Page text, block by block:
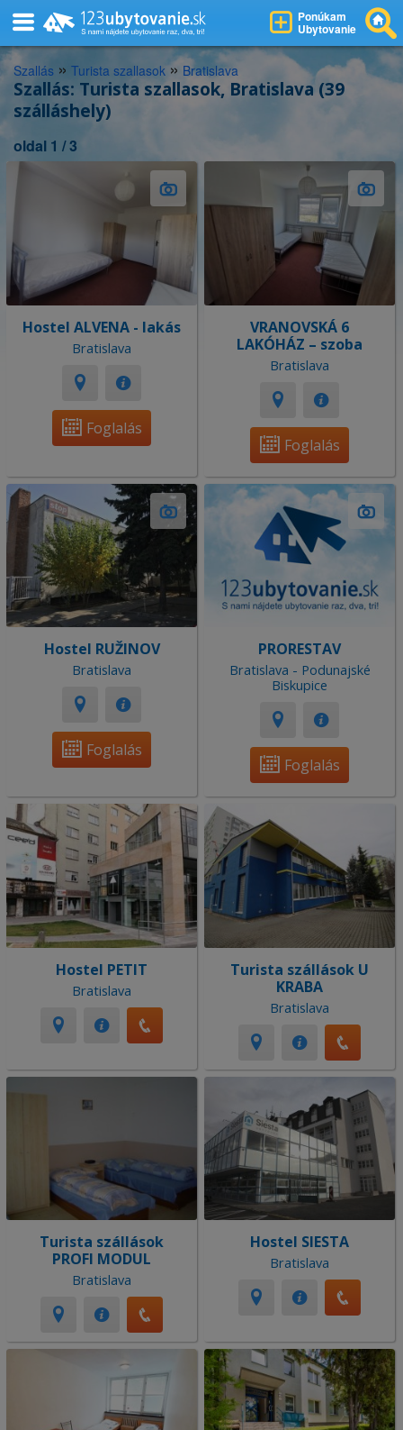
Ponúkam
Ubytovanie
Szallás » Turista szallasok » Bratislava
Szallás: Turista szallasok, Bratislava (39
szálláshely)
oldal 1 / 3
Hostel ALVENA - lakás
Bratislava
Foglalás
VRANOVSKÁ 6
LAKÓHÁZ – szoba
Bratislava
Foglalás
Hostel RUŽINOV
Bratislava
Foglalás
PRORESTAV
Bratislava - Podunajské
Biskupice
Foglalás
Hostel PETIT
Bratislava
Turista szállások U
KRABA
Bratislava
Turista szállások
PROFI MODUL
Bratislava
Hostel SIESTA
Bratislava